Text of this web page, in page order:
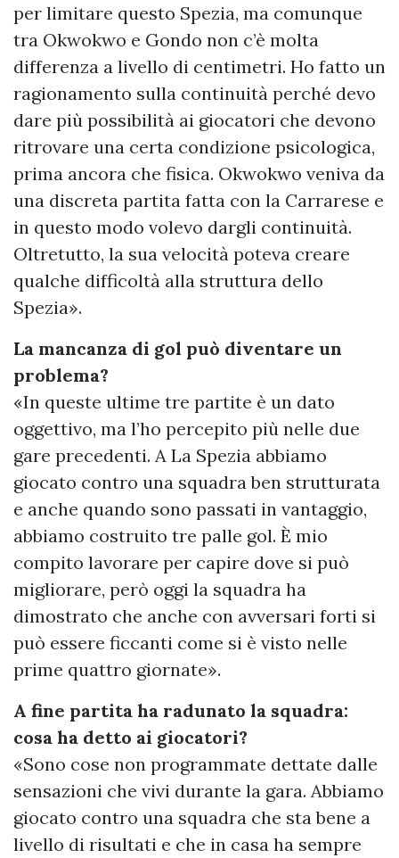
per limitare questo Spezia, ma comunque
tra Okwokwo e Gondo non c’è molta
differenza a livello di centimetri. Ho fatto un
ragionamento sulla continuità perché devo
dare più possibilità ai giocatori che devono
ritrovare una certa condizione psicologica,
prima ancora che fisica. Okwokwo veniva da
una discreta partita fatta con la Carrarese e
in questo modo volevo dargli continuità.
Oltretutto, la sua velocità poteva creare
qualche difficoltà alla struttura dello
Spezia».
La mancanza di gol può diventare un
problema?
«In queste ultime tre partite è un dato
oggettivo, ma l’ho percepito più nelle due
gare precedenti. A La Spezia abbiamo
giocato contro una squadra ben strutturata
e anche quando sono passati in vantaggio,
abbiamo costruito tre palle gol. È mio
compito lavorare per capire dove si può
migliorare, però oggi la squadra ha
dimostrato che anche con avversari forti si
può essere ficcanti come si è visto nelle
prime quattro giornate».
A fine partita ha radunato la squadra:
cosa ha detto ai giocatori?
«Sono cose non programmate dettate dalle
sensazioni che vivi durante la gara. Abbiamo
giocato contro una squadra che sta bene a
livello di risultati e che in casa ha sempre